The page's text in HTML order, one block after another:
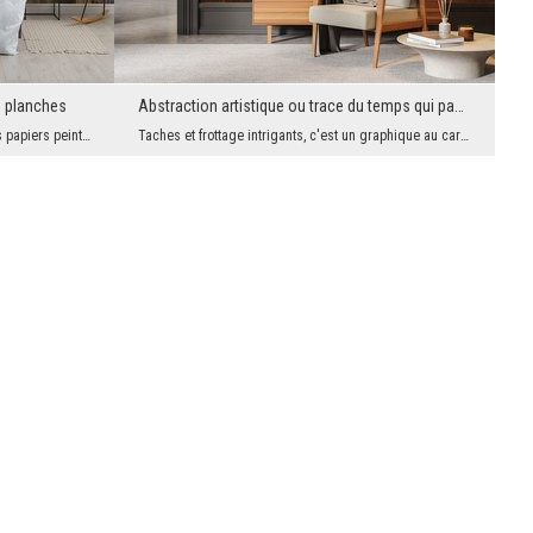
planches
C'est l'un des plus grands avantages des papiers peints modernes. Grâce à eux, vous pouvez avoir,...
Abstraction artistique ou trace du temps qui passe?
Taches et frottage intrigants, c'est un graphique au caractère artistique, mais aussi très modern...